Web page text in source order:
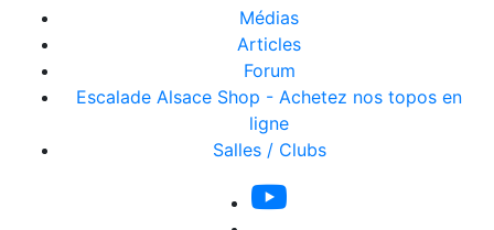
Médias
Articles
Forum
Escalade Alsace Shop - Achetez nos topos en
ligne
Salles / Clubs